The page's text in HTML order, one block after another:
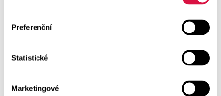
Preferenční
Statistické
Marketingové